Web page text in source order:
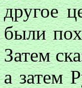
другое
были
Затем
а затем